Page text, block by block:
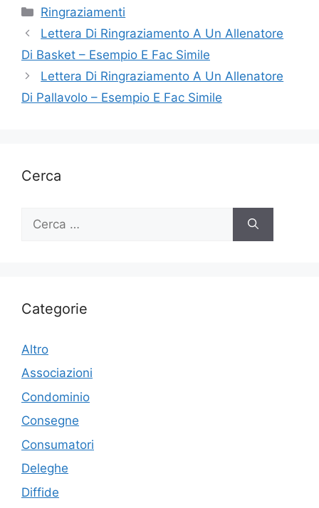
Categorie
Ringraziamenti
Lettera Di Ringraziamento A Un Allenatore
Di Basket – Esempio E Fac Simile
Lettera Di Ringraziamento A Un Allenatore
Di Pallavolo – Esempio E Fac Simile
Cerca
per:
Categorie
Altro
Associazioni
Condominio
Consegne
Consumatori
Deleghe
Diffide